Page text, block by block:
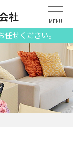
せください。
社 MENU